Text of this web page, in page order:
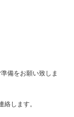
備をお願い致しま
します。